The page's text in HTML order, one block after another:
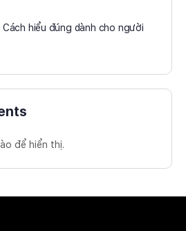
Cách hiểu đúng dành cho người
để hiển thị.